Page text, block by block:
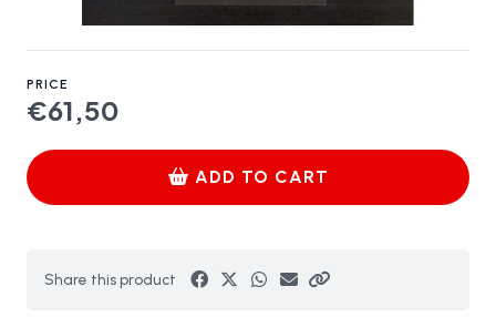
PRICE
€61,50
ADD TO CART
Share this product